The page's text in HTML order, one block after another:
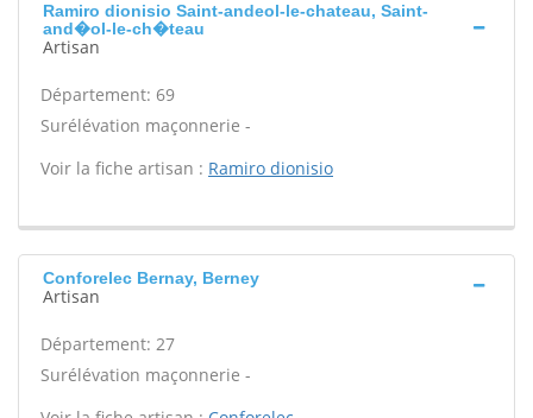
Ramiro dionisio Saint-andeol-le-chateau, Saint-
and�ol-le-ch�teau
Artisan
Département: 69
Surélévation maçonnerie -
Voir la fiche artisan : Ramiro dionisio
Conforelec Bernay, Berney
Artisan
Département: 27
Surélévation maçonnerie -